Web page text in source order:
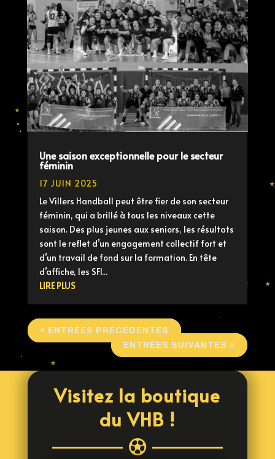
Une saison exceptionnelle pour le secteur
féminin
17 JUIN 2025
Le Villers Handball peut être fier de son secteur
féminin, qui a brillé à tous les niveaux cette
saison. Des plus jeunes aux seniors, les résultats
sont le reflet d’un engagement collectif fort et
d’un travail de fond sur la formation. En tête
d’affiche, les SF1...
LIRE PLUS
« ENTRÉES PRÉCÉDENTES
ENTRÉES SUIVANTES »
Visitez la boutique
du VHB !
